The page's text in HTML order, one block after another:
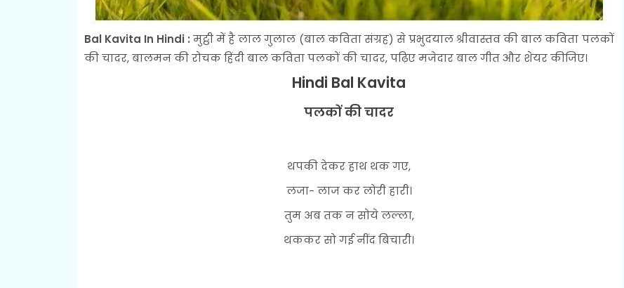
Bal Kavita In Hindi :मुट्ठी में है लाल गुलाल (बाल कविता संग्रह) से प्रभुदयाल श्रीवास्तव की बाल कविता पलकों
की चादर, बालमन की रोचक हिंदी बाल कविता पलकों की चादर, पढ़िए मजेदार बाल गीत और शेयर कीजिए।
Hindi Bal Kavita
पलकों की चादर
थपकी देकर हाथ थक गए,
लजा- लाज कर लोरी हारी।
तुम अब तक न सोये लल्ला,
थककर सो गई नींद बिचारी।